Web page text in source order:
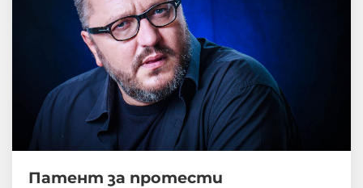
Патент за протести